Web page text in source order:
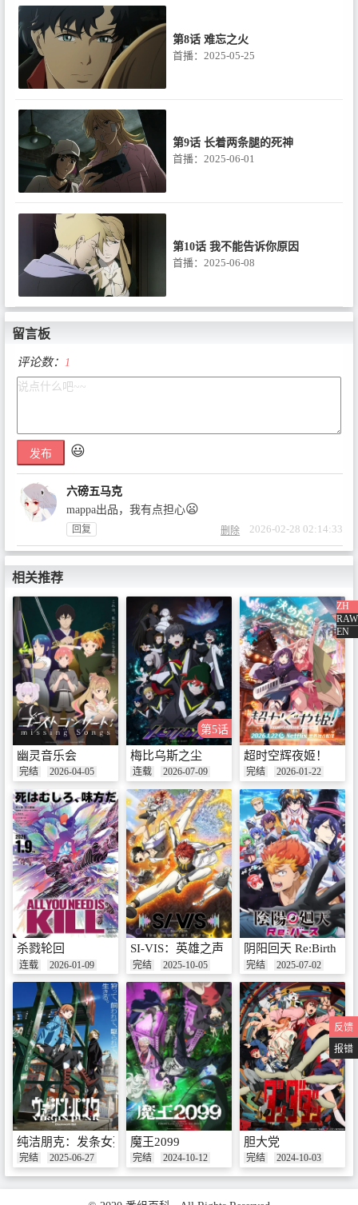
ZH
RAW
EN
第8话 难忘之火
首播：2025-05-25
第9话 长着两条腿的死神
首播：2025-06-01
第10话 我不能告诉你原因
首播：2025-06-08
第13话 世界属于你
扩展剧集
留言板
评论数： 1
发布 😃
六磅五马克
mappa出品，我有点担心😦
回复 删除 2026-02-28 02:14:33
相关推荐
幽灵音乐会
完结 2026-04-05
第5话
梅比乌斯之尘
连载 2026-07-09
超时空辉夜姬！
完结 2026-01-22
杀戮轮回
连载 2026-01-09
SI-VIS：英雄之声
完结 2025-10-05
阴阳回天 Re:Birth
完结 2025-07-02
纯洁朋克：发条女孩
完结 2025-06-27
魔王2099
完结 2024-10-12
胆大党
完结 2024-10-03
反馈
报错